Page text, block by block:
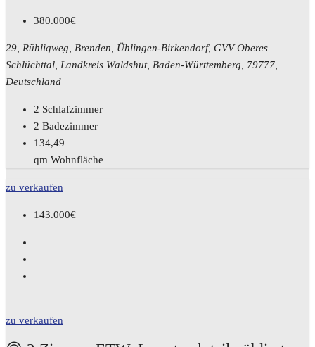
380.000€
29, Rühligweg, Brenden, Ühlingen-Birkendorf, GVV Oberes
Schlüchttal, Landkreis Waldshut, Baden-Württemberg, 79777,
Deutschland
2 Schlafzimmer
2 Badezimmer
134,49
qm Wohnfläche
zu verkaufen
143.000€
zu verkaufen